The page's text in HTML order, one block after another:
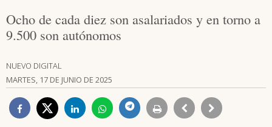
Ocho de cada diez son asalariados y en torno a
9.500 son autónomos
NUEVO DIGITAL
MARTES, 17 DE JUNIO DE 2025